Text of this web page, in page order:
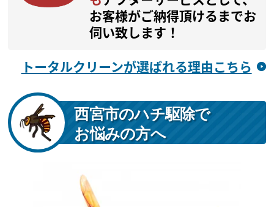
お客様がご納得頂けるまでお
伺い致します！
トータルクリーンが選ばれる理由こちら
西宮市のハチ駆除で
お悩みの方へ